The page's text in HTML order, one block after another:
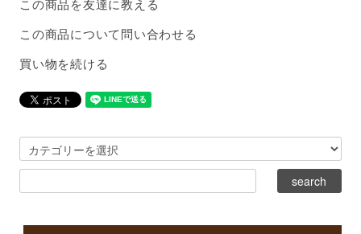
この商品を友達に教える
この商品について問い合わせる
買い物を続ける